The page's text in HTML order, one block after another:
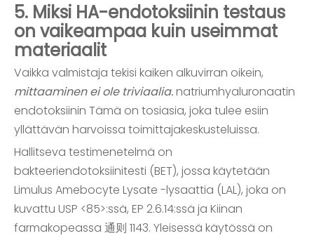
5. Miksi HA-endotoksiinin testaus
on vaikeampaa kuin useimmat
materiaalit
Vaikka valmistaja tekisi kaiken alkuvirran oikein,
mittaaminen ei ole triviaalia.natriumhyaluronaatin
endotoksiinin Tämä on tosiasia, joka tulee esiin
yllättävän harvoissa toimittajakeskusteluissa.
Hallitseva testimenetelmä on
bakteeriendotoksiinitesti (BET), jossa käytetään
Limulus Amebocyte Lysate -lysaattia (LAL), joka on
kuvattu USP <85>:ssä, EP 2.6.14:ssä ja Kiinan
farmakopeassa 通则 1143. Yleisessä käytössä on